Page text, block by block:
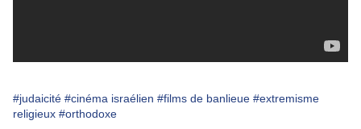
#judaicité #cinéma israélien #films de banlieue #extremisme
religieux #orthodoxe